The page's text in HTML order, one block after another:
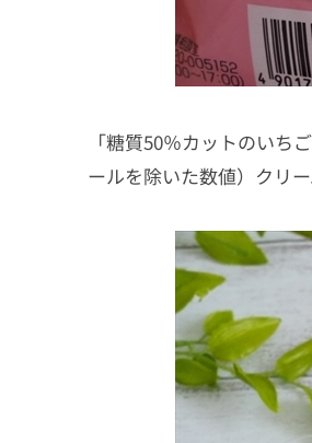
「糖質50％カットのいち
ールを除いた数値）クリ